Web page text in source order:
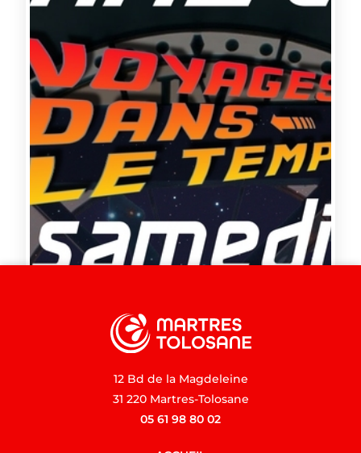
12 Bd de la Magdeleine
31 220 Martres-Tolosane
05 61 98 80 02